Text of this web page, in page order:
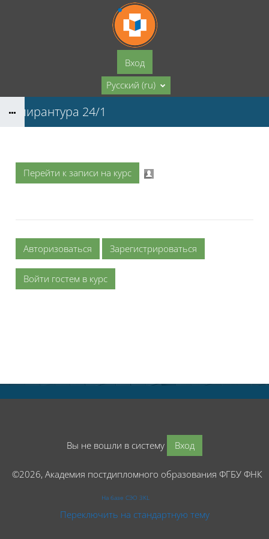
Перейти к основному содержанию
Вход
Русский ‎(ru)‎
Аспирантура 24/1
Перейти к записи на курс
Авторизоваться Зарегистрироваться
Войти гостем в курс
Вы не вошли в систему Вход
©2026, Академия постдипломного образования ФГБУ
На базе СЭО 3KL
Переключить на стандартную тему